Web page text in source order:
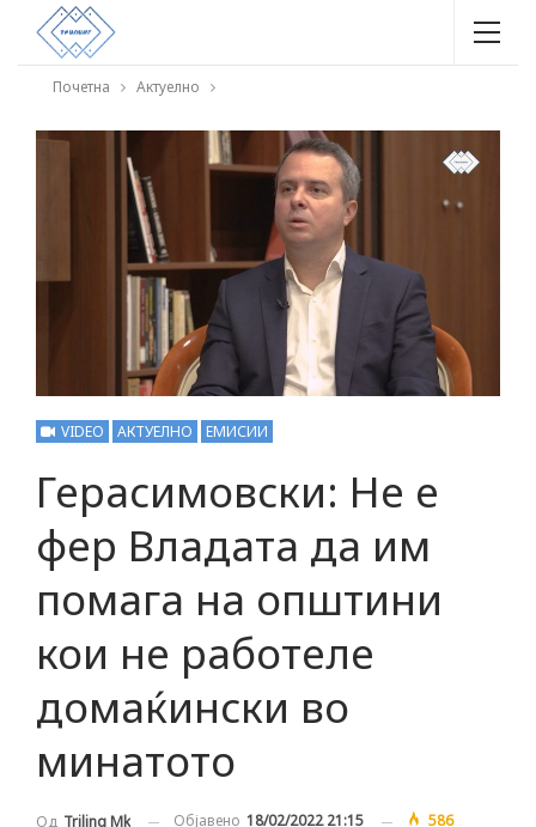
Почетна Актуелно
VIDEO АКТУЕЛНО ЕМИСИИ
Герасимовски: Не е
фер Владата да им
помага на општини
кои не работеле
домаќински во
минатото
Од Triling Mk Објавено 18/02/2022 21:15 586